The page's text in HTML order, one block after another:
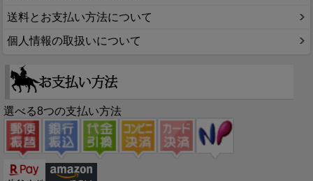
送料とお支払い方法について
個人情報の取扱いについて
選べる8つの支払い方法